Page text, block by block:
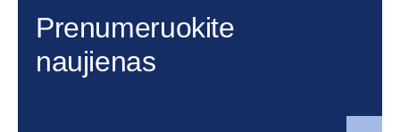
Prenumeruokite
naujienas